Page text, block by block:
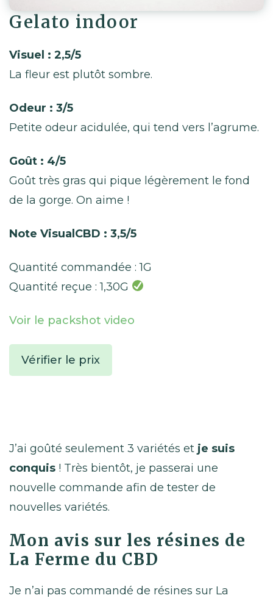
Gelato indoor
Visuel : 2,5/5
La fleur est plutôt sombre.
Odeur : 3/5
Petite odeur acidulée, qui tend vers l’agrume.
Goût : 4/5
Goût très gras qui pique légèrement le fond
de la gorge. On aime !
Note VisualCBD : 3,5/5
Quantité commandée : 1G
Quantité reçue : 1,30G
Voir le packshot video
Vérifier le prix
J’ai goûté seulement 3 variétés et je suis
conquis ! Très bientôt, je passerai une
nouvelle commande afin de tester de
nouvelles variétés.
Mon avis sur les résines de
La Ferme du CBD
Je n’ai pas commandé de résines sur La